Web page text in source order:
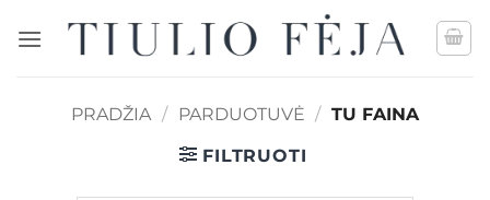
PRADŽIA / PARDUOTUVĖ / TU FAINA
FILTRUOTI